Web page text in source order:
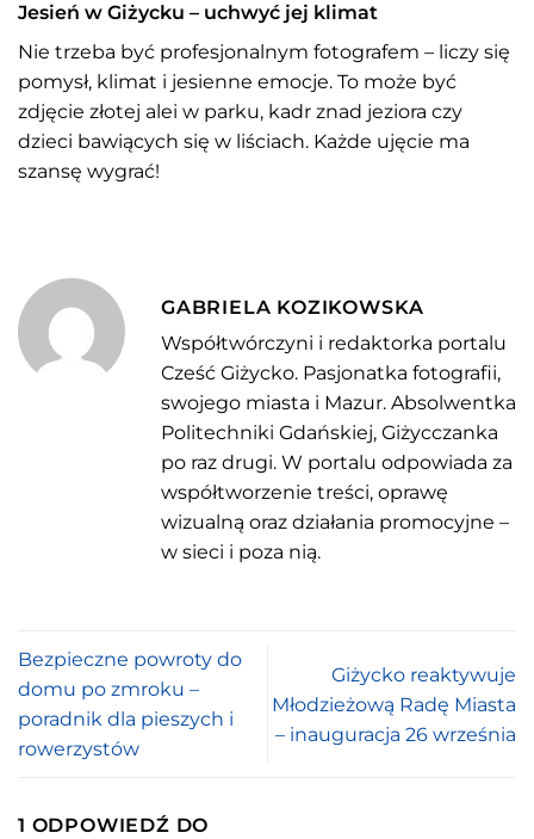
Jesień w Giżycku – uchwyć jej klimat
Nie trzeba być profesjonalnym fotografem – liczy się
pomysł, klimat i jesienne emocje. To może być
zdjęcie złotej alei w parku, kadr znad jeziora czy
dzieci bawiących się w liściach. Każde ujęcie ma
szansę wygrać!
GABRIELA KOZIKOWSKA
Współtwórczyni i redaktorka portalu
Cześć Giżycko. Pasjonatka fotografii,
swojego miasta i Mazur. Absolwentka
Politechniki Gdańskiej, Giżycczanka
po raz drugi. W portalu odpowiada za
współtworzenie treści, oprawę
wizualną oraz działania promocyjne –
w sieci i poza nią.
Bezpieczne powroty do
domu po zmroku –
poradnik dla pieszych i
rowerzystów
Giżycko reaktywuje
Młodzieżową Radę Miasta
– inauguracja 26 września
1 ODPOWIEDŹ DO